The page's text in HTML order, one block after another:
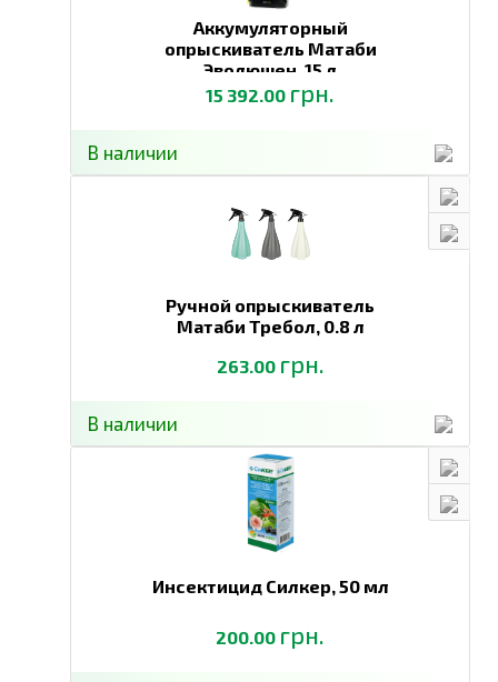
Аккумуляторный
опрыскиватель Матаби
Эволюшен, 15 л
15 392.00 грн.
В наличии
Ручной опрыскиватель
Матаби Требол, 0.8 л
263.00 грн.
В наличии
Инсектицид Силкер,50 мл
200.00 грн.